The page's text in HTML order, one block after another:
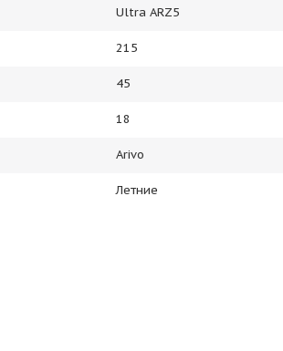
Ultra ARZ5
215
45
18
Arivo
Летние
Подробнееоб оплате Плайтом